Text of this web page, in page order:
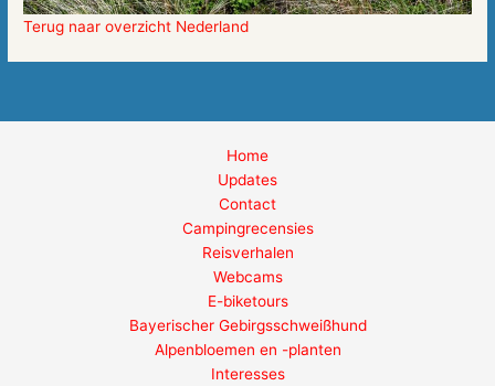
Terug naar overzicht Nederland
Home
Updates
Contact
Campingrecensies
Reisverhalen
Webcams
E-biketours
Bayerischer Gebirgsschweißhund
Alpenbloemen en -planten
Interesses